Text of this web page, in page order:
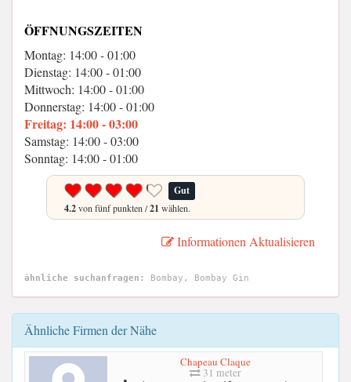
ÖFFNUNGSZEITEN
Montag: 14:00 - 01:00
Dienstag: 14:00 - 01:00
Mittwoch: 14:00 - 01:00
Donnerstag: 14:00 - 01:00
Freitag: 14:00 - 03:00
Samstag: 14:00 - 03:00
Sonntag: 14:00 - 01:00
Gut
4.2von fünf punkten /21 wählen.
Informationen Aktualisieren
ähnliche suchanfragen: Bombay, Bombay Gin
Ähnliche Firmen der Nähe
Chapeau Claque
31 meter